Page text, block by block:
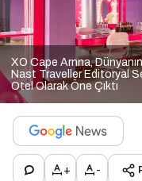
XO Cape Arnna,
Nast Traveller Editoryal
Otel Olarak Öne Çıktı
+ -